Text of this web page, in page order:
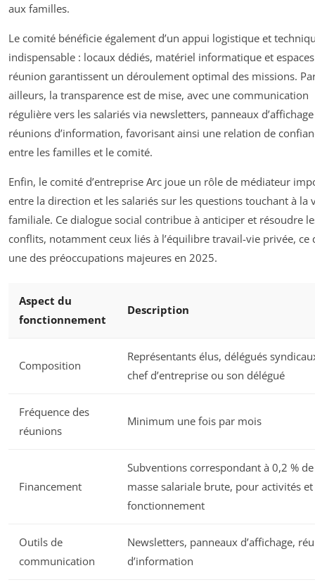
aux familles.
Le comité bénéficie également d’un appui logistique et
indispensable : locaux dédiés, matériel informatique et
réunion garantissent un déroulement optimal des missions.
ailleurs, la transparence est de mise, avec une communication
régulière vers les salariés via newsletters, panneaux
réunions d’information, favorisant ainsi une relation de
entre les familles et le comité.
Enfin, le comité d’entreprise Arc joue un rôle de médiateur
entre la direction et les salariés sur les questions touchant à la
familiale. Ce dialogue social contribue à anticiper et résoudre
conflits, notamment ceux liés à l’équilibre travail-vie privée, ce
une des préoccupations majeures en 2025.
Aspect du
fonctionnement
Description
Composition
Représentants élus, délégués
chef d’entreprise ou son délégué
Fréquence des
réunions
Minimum une fois par mois
Financement
Subventions correspondant à 0,2 %
masse salariale brute, pour activités et
fonctionnement
Outils de
communication
Newsletters, panneaux d’affichage,
d’information